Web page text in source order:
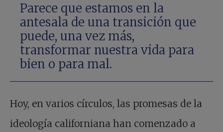
Parece que estamos en la
antesala de una transición que
puede, una vez más,
transformar nuestra vida para
bien o para mal.
Hoy, en varios círculos, las promesas de la
ideología californiana han comenzado a